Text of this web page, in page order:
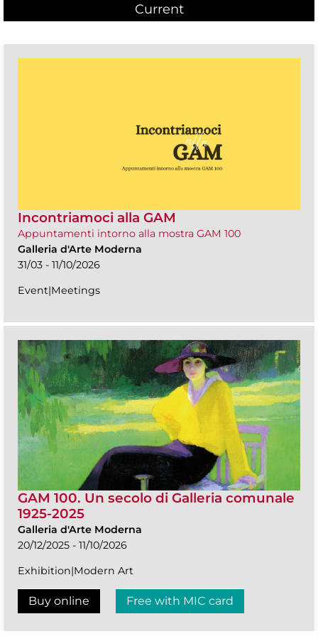
Current(active tab)
Incontriamoci alla GAM
Appuntamenti intorno alla mostra GAM 100
Galleria d'Arte Moderna
31/03 - 11/10/2026
Event|Meetings
GAM 100. Un secolo di Galleria comunale
1925-2025
Galleria d'Arte Moderna
20/12/2025 - 11/10/2026
Exhibition|Modern Art
Buy online Free with MIC card